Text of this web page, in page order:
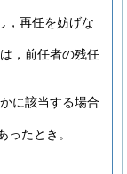
，再任を妨げな
，前任者の残任
に該当する場合
ったとき。